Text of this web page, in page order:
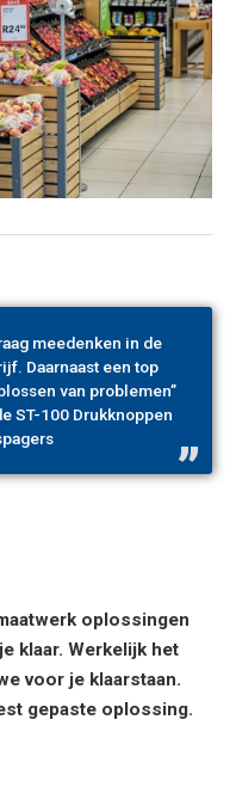
meedenken in de
Daarnaast een top
van problemen”
ST-100 Drukknoppen
oplossingen
klaar. Werkelijk het
voor je klaarstaan.
gepaste oplossing.